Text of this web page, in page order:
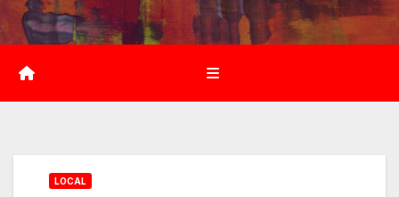
Saltar
al
contenido
LOCAL